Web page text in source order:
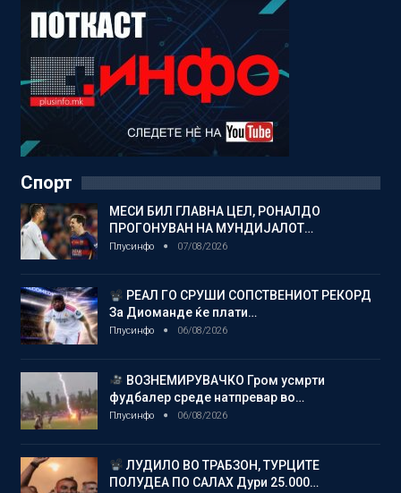
Спорт
МЕСИ БИЛ ГЛАВНА ЦЕЛ, РОНАЛДО
ПРОГОНУВАН НА МУНДИЈАЛОТ…
Плусинфо 07/08/2026
РЕАЛ ГО СРУШИ СОПСТВЕНИОТ РЕКОРД
За Диоманде ќе плати…
Плусинфо 06/08/2026
ВОЗНЕМИРУВАЧКО Гром усмрти
фудбалер среде натпревар во…
Плусинфо 06/08/2026
ЛУДИЛО ВО ТРАБЗОН, ТУРЦИТЕ
ПОЛУДЕА ПО САЛАХ Дури 25.000…